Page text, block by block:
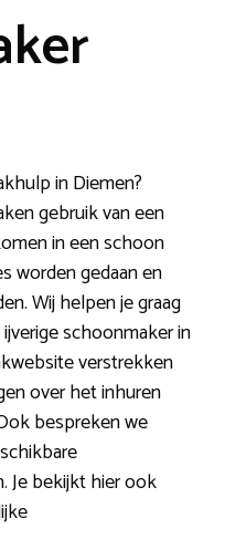
in Diemen?
gebruik van een
in een schoon
worden gedaan en
Wij helpen je graag
schoonmaker in
verstrekken
over het inhuren
bespreken we
Je bekijkt hier ook